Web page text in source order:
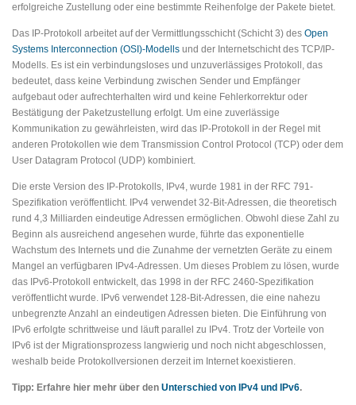
erfolgreiche Zustellung oder eine bestimmte Reihenfolge der Pakete bietet.
Das IP-Protokoll arbeitet auf der Vermittlungsschicht (Schicht 3) des Open
Systems Interconnection (OSI)-Modells und der Internetschicht des TCP/IP-
Modells. Es ist ein verbindungsloses und unzuverlässiges Protokoll, das
bedeutet, dass keine Verbindung zwischen Sender und Empfänger
aufgebaut oder aufrechterhalten wird und keine Fehlerkorrektur oder
Bestätigung der Paketzustellung erfolgt. Um eine zuverlässige
Kommunikation zu gewährleisten, wird das IP-Protokoll in der Regel mit
anderen Protokollen wie dem Transmission Control Protocol (TCP) oder dem
User Datagram Protocol (UDP) kombiniert.
Die erste Version des IP-Protokolls, IPv4, wurde 1981 in der RFC 791-
Spezifikation veröffentlicht. IPv4 verwendet 32-Bit-Adressen, die theoretisch
rund 4,3 Milliarden eindeutige Adressen ermöglichen. Obwohl diese Zahl zu
Beginn als ausreichend angesehen wurde, führte das exponentielle
Wachstum des Internets und die Zunahme der vernetzten Geräte zu einem
Mangel an verfügbaren IPv4-Adressen. Um dieses Problem zu lösen, wurde
das IPv6-Protokoll entwickelt, das 1998 in der RFC 2460-Spezifikation
veröffentlicht wurde. IPv6 verwendet 128-Bit-Adressen, die eine nahezu
unbegrenzte Anzahl an eindeutigen Adressen bieten. Die Einführung von
IPv6 erfolgte schrittweise und läuft parallel zu IPv4. Trotz der Vorteile von
IPv6 ist der Migrationsprozess langwierig und noch nicht abgeschlossen,
weshalb beide Protokollversionen derzeit im Internet koexistieren.
Tipp: Erfahre hier mehr über den Unterschied von IPv4 und IPv6.